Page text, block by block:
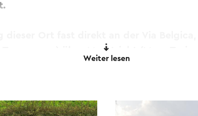
Tungrorum) über Maastricht (Mosa
festgelegt. Ein Querschnitt
Weiter lesen